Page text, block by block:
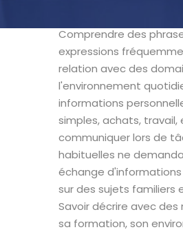
Comprendre des
expressions
relation avec des
l'environnement
informations
simples, achats, travail,
communiquer lors de
habituelles ne
échange
sur des sujets familiers
Savoir décrire avec des
sa formation, son